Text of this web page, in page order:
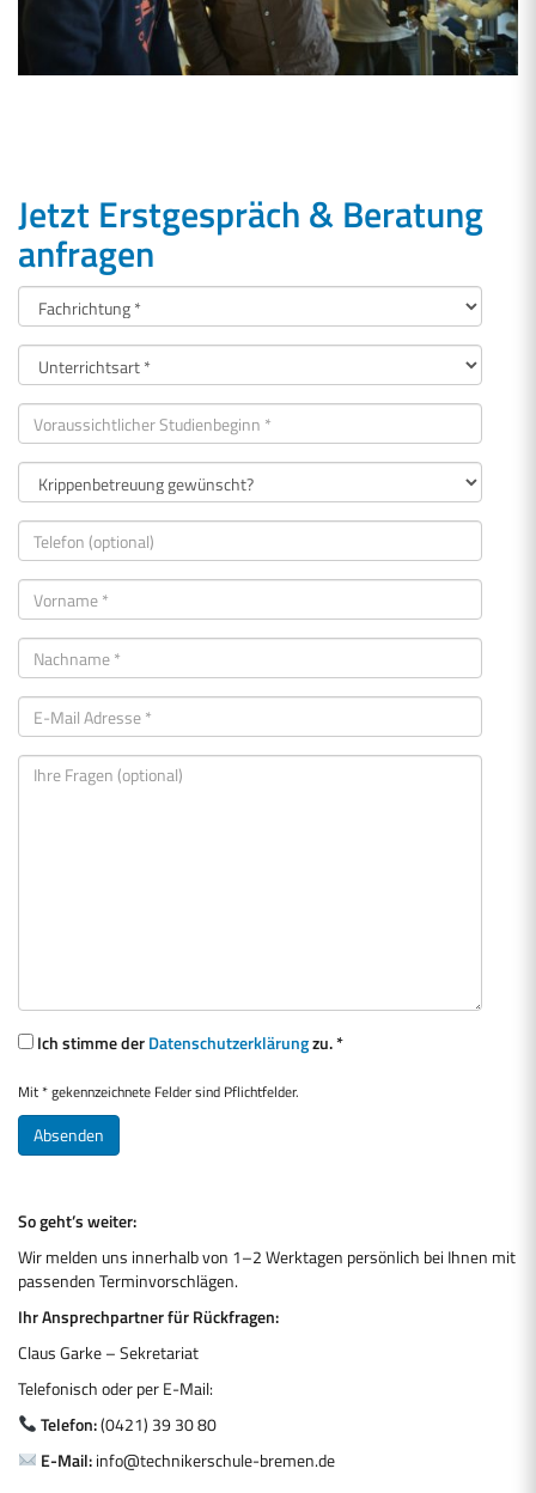
Jetzt Erstgespräch & Beratung
anfragen
Ich stimme derDatenschutzerklärungzu. *
Mit * gekennzeichnete Felder sind Pflichtfelder.
So geht’s weiter:
Wir melden uns innerhalb von 1–2 Werktagen persönlich bei Ihnen mit
passenden Terminvorschlägen.
Ihr Ansprechpartner für Rückfragen:
Claus Garke – Sekretariat
Telefonisch oder per E-Mail:
Telefon:(0421) 39 30 80
E-Mail:info@technikerschule-bremen.de